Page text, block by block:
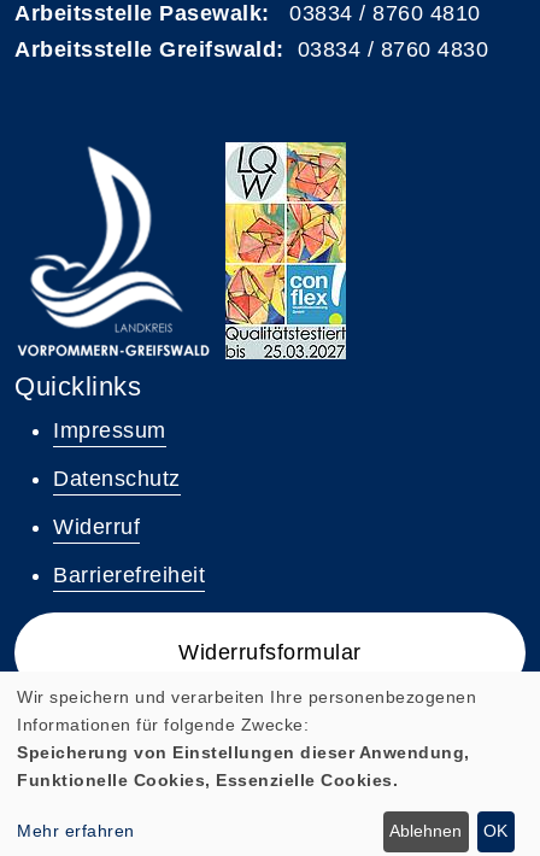
Arbeitsstelle Pasewalk: 03834 / 8760 4810
Arbeitsstelle Greifswald: 03834 / 8760 4830
Quicklinks
Impressum
Datenschutz
Widerruf
Barrierefreiheit
Widerrufsformular
Cookie Einstellungen
Wir speichern und verarbeiten Ihre personenbezogenen
Informationen für folgende Zwecke:
Speicherung von Einstellungen dieser Anwendung,
Funktionelle Cookies, Essenzielle Cookies.
Mehr erfahren Ablehnen OK